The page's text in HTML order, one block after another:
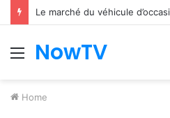
Le marché du véhicule
Menu
NowTV
Home